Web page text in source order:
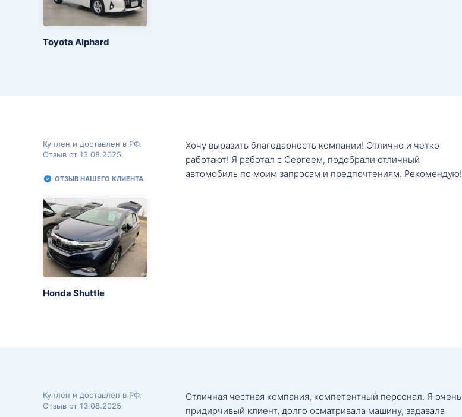
Toyota Alphard
Куплен и доставлен в РФ.
Отзыв от 13.08.2025
ОТЗЫВ НАШЕГО КЛИЕНТА
Honda Shuttle
Хочу выразить благодарность компании! Отлично и четко
работают! Я работал с Сергеем, подобрали отличный
автомобиль по моим запросам и предпочтениям. Рекомендую!
Куплен и доставлен в РФ.
Отзыв от 13.08.2025
Отличная честная компания, компетентный персонал. Я очень
придирчивый клиент, долго осматривала машину, задавала